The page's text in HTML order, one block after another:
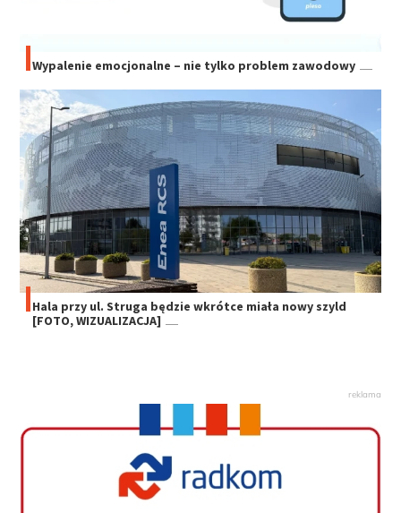
Wypalenie emocjonalne – nie tylko problem zawodowy
Hala przy ul. Struga będzie wkrótce miała nowy szyld
[FOTO, WIZUALIZACJA]